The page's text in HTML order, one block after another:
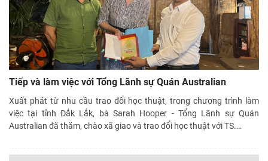
Tiếp và làm việc với Tổng Lãnh sự Quán Australian
Xuất phát từ nhu cầu trao đổi học thuật, trong chương trình làm
việc tại tỉnh Đắk Lắk, bà Sarah Hooper - Tổng Lãnh sự Quán
Australian đã thăm, chào xã giao và trao đổi học thuật với TS.…